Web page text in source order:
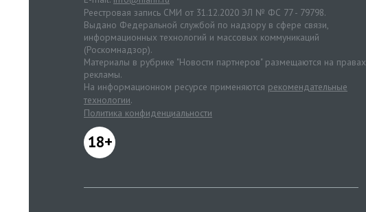
Реестровая запись СМИ от 31.12.2020 ЭЛ № ФС 77 - 79798.
Выдано Федеральной службой по надзору в сфере связи,
информационных технологий и массовых коммуникаций
(Роскомнадзор).
Материалы в рубрике "Новости партнеров" размещаются на правах
рекламы.
На информационном ресурсе применяются рекомендательные
технологии.
Политика конфиденциальности
18+